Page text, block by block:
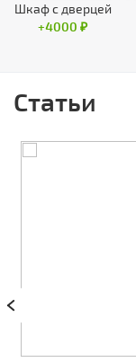
Шкаф с дверцей
+4000 ₽
Статьи